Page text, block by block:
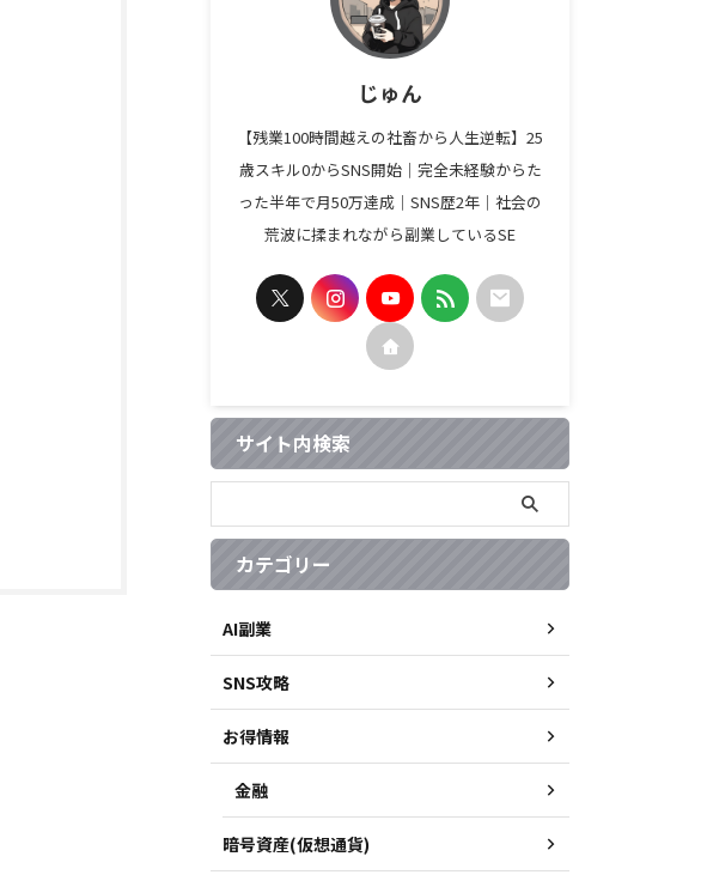
じゅん
【残業100時間越えの社畜から人生逆転】25
歳スキル0からSNS開始｜完全未経験からた
った半年で月50万達成｜SNS歴2年｜社会の
荒波に揉まれながら副業しているSE
サイト内検索
カテゴリー
AI副業
SNS攻略
お得情報
金融
暗号資産(仮想通貨)